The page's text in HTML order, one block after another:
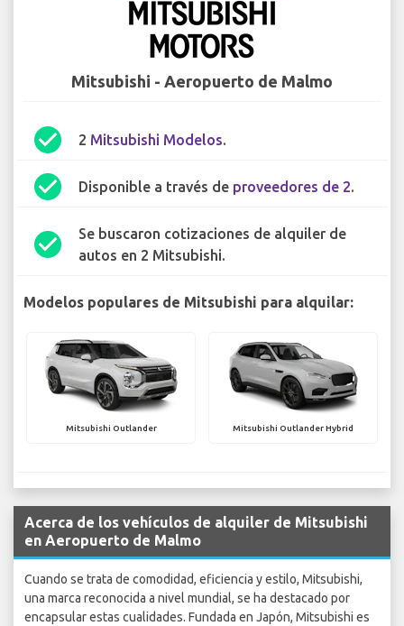
Mitsubishi - Aeropuerto de Malmo
check_circle 2 Mitsubishi Modelos.
check_circle Disponible a través de proveedores de 2.
check_circle
Se buscaron cotizaciones de alquiler de
autos en 2 Mitsubishi.
Modelos populares de Mitsubishi para alquilar:
Mitsubishi Outlander Mitsubishi Outlander Hybrid
Acerca de los vehículos de alquiler de Mitsubishi
en Aeropuerto de Malmo
Cuando se trata de comodidad, eficiencia y estilo, Mitsubishi,
una marca reconocida a nivel mundial, se ha destacado por
encapsular estas cualidades. Fundada en Japón, Mitsubishi es